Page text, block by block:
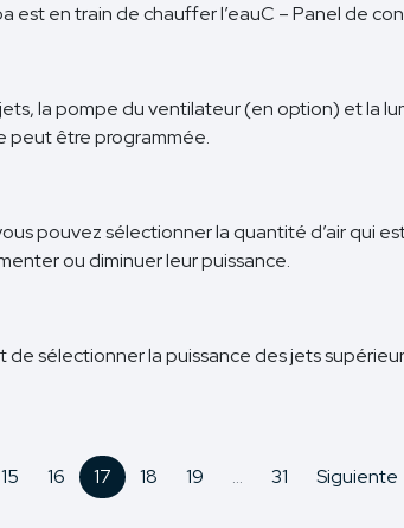
est en train de chauffer l’eauC – Panel de
la pompe du ventilateur (en option) et la
peut être programmée.
pouvez sélectionner la quantité d’air qui
ou diminuer leur puissance.
sélectionner la puissance des jets
15 16 17 18 19 ... 31 Siguiente